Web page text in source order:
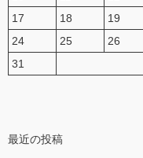
17
18 19
24
25 26
31
最近の投稿